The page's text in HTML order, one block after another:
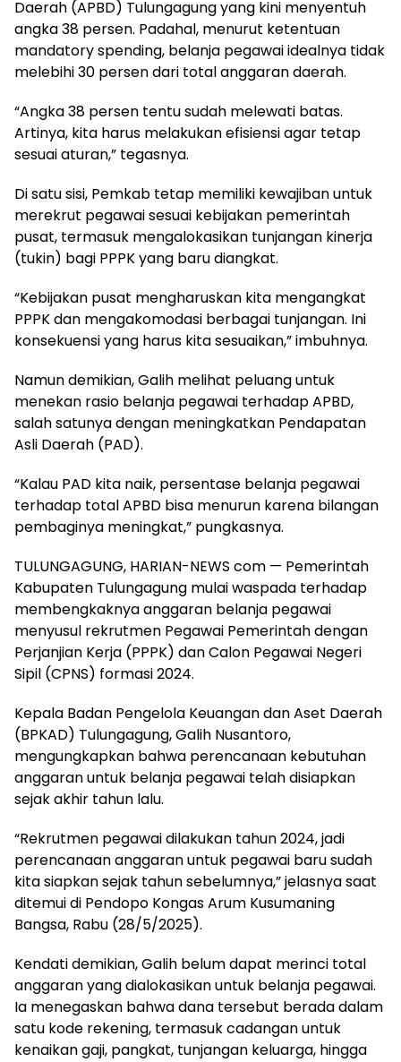
Daerah (APBD) Tulungagung yang kini menyentuh
angka 38 persen. Padahal, menurut ketentuan
mandatory spending, belanja pegawai idealnya tidak
melebihi 30 persen dari total anggaran daerah.
“Angka 38 persen tentu sudah melewati batas.
Artinya, kita harus melakukan efisiensi agar tetap
sesuai aturan,” tegasnya.
Di satu sisi, Pemkab tetap memiliki kewajiban untuk
merekrut pegawai sesuai kebijakan pemerintah
pusat, termasuk mengalokasikan tunjangan kinerja
(tukin) bagi PPPK yang baru diangkat.
“Kebijakan pusat mengharuskan kita mengangkat
PPPK dan mengakomodasi berbagai tunjangan. Ini
konsekuensi yang harus kita sesuaikan,” imbuhnya.
Namun demikian, Galih melihat peluang untuk
menekan rasio belanja pegawai terhadap APBD,
salah satunya dengan meningkatkan Pendapatan
Asli Daerah (PAD).
“Kalau PAD kita naik, persentase belanja pegawai
terhadap total APBD bisa menurun karena bilangan
pembaginya meningkat,” pungkasnya.
TULUNGAGUNG, HARIAN-NEWS com — Pemerintah
Kabupaten Tulungagung mulai waspada terhadap
membengkaknya anggaran belanja pegawai
menyusul rekrutmen Pegawai Pemerintah dengan
Perjanjian Kerja (PPPK) dan Calon Pegawai Negeri
Sipil (CPNS) formasi 2024.
Kepala Badan Pengelola Keuangan dan Aset Daerah
(BPKAD) Tulungagung, Galih Nusantoro,
mengungkapkan bahwa perencanaan kebutuhan
anggaran untuk belanja pegawai telah disiapkan
sejak akhir tahun lalu.
“Rekrutmen pegawai dilakukan tahun 2024, jadi
perencanaan anggaran untuk pegawai baru sudah
kita siapkan sejak tahun sebelumnya,” jelasnya saat
ditemui di Pendopo Kongas Arum Kusumaning
Bangsa, Rabu (28/5/2025).
Kendati demikian, Galih belum dapat merinci total
anggaran yang dialokasikan untuk belanja pegawai.
Ia menegaskan bahwa dana tersebut berada dalam
satu kode rekening, termasuk cadangan untuk
kenaikan gaji, pangkat, tunjangan keluarga, hingga